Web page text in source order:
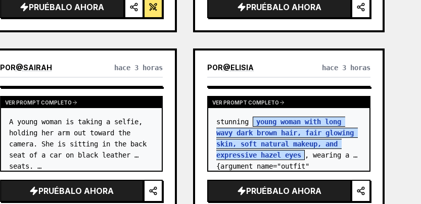
plano en una infografía 3D
altamente realista. Reemplaza las
PRUÉBALO AHORA
trimmed dress
leaning her cheek on
one hand and smiling with one eye
PRUÉBALO AHORA
POR@SAIRAH hace 3 horas
VER PROMPT COMPLETO
A young woman is taking a selfie,
holding her arm out toward the
camera. She is sitting in the back
seat of a car on black leather
seats. …
PRUÉBALO AHORA
POR@ELISIA hace 3 horas
VER PROMPT COMPLETO
stunning
young woman with long
wavy dark brown hair, fair glowing
skin, soft natural makeup, and
expressive hazel eyes
, wearing a
{argument name="outfit"
red streetwear outfit consisting of
a…
PRUÉBALO AHORA